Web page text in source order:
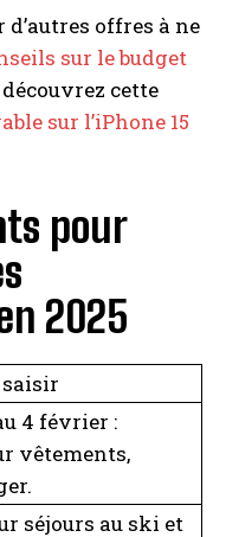
offres à ne
sur le budget
découvrez cette
sur l’iPhone 15
pour
2025
saisir
4 février :
vêtements,
séjours au ski et